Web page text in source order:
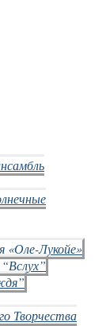
«Оле-Лукойе»
Творчества